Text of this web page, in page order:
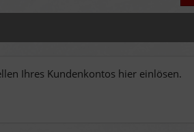
Ihres Kundenkontos hier einlösen.